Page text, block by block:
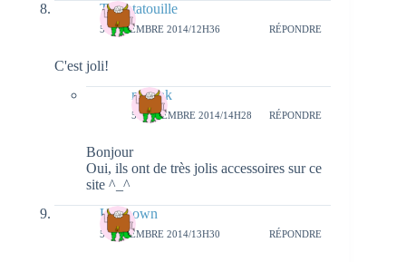
Titeratatouille
5 NOVEMBRE 2014/12H36 RÉPONDRE
C'est joli!
natieak
5 NOVEMBRE 2014/14H28 RÉPONDRE
Bonjour
Oui, ils ont de très jolis accessoires sur ce
site ^_^
Unknown
5 NOVEMBRE 2014/13H30 RÉPONDRE